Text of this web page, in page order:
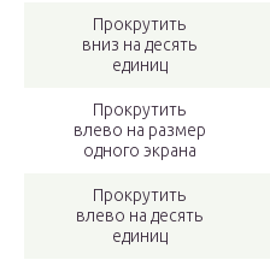
Прокрутить
вниз на десять
единиц
Прокрутить
влево на размер
одного экрана
Прокрутить
влево на десять
единиц